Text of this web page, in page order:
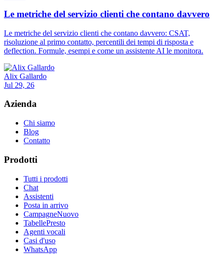
Le metriche del servizio clienti che contano davvero
Le metriche del servizio clienti che contano davvero: CSAT,
risoluzione al primo contatto, percentili dei tempi di risposta e
deflection. Formule, esempi e come un assistente AI le monitora.
Alix Gallardo
Jul 29, 26
Azienda
Chi siamo
Blog
Contatto
Prodotti
Tutti i prodotti
Chat
Assistenti
Posta in arrivo
CampagneNuovo
TabellePresto
Agenti vocali
Casi d'uso
WhatsApp